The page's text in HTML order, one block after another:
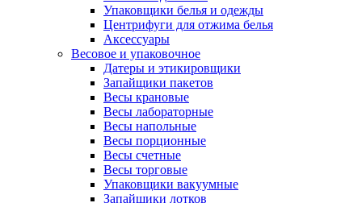
Упаковщики белья и одежды
Центрифуги для отжима белья
Аксессуары
Весовое и упаковочное
Датеры и этикировщики
Запайщики пакетов
Весы крановые
Весы лабораторные
Весы напольные
Весы порционные
Весы счетные
Весы торговые
Упаковщики вакуумные
Запайщики лотков